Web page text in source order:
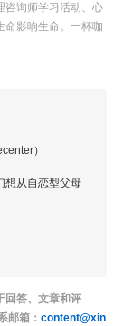
咨询师学习活动、心
命影响生命。一杯咖
）
想从自恋型父母
回答、文章和评
邮箱： content@xin